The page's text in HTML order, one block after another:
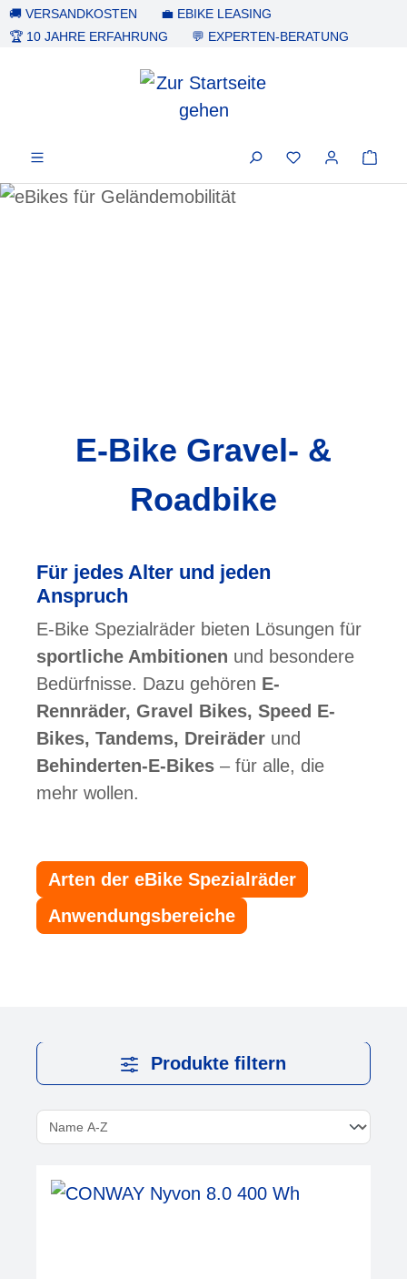
springen
🚚 VERSANDKOSTEN
💼 EBIKE LEASING
🏆 10 JAHRE ERFAHRUNG
💬 EXPERTEN-BERATUNG
E-Bike Gravel- &
Roadbike
Für jedes Alter und jeden
Anspruch
E-Bike Spezialräder bieten Lösungen für
sportliche Ambitionen und besondere
Bedürfnisse. Dazu gehören E-
Rennräder, Gravel Bikes, Speed E-
Bikes, Tandems, Dreiräder und
Behinderten-E-Bikes – für alle, die
mehr wollen.
Arten der eBike Spezialräder
Anwendungsbereiche
Produkte filtern